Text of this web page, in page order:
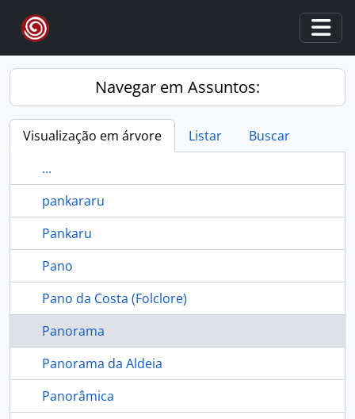
Skip to main content
Navegar em Assuntos:
Visualização em árvore Listar
Buscar
...
pankararu
Pankaru
Pano
Pano da Costa (Folclore)
Panorama
Panorama da Aldeia
Panorâmica